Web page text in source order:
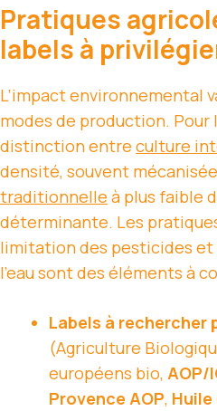
Pratiques
labels à
L’impact environnemental
modes de production. Pour
distinction entre culture
densité, souvent
traditionnelle à plus faible
déterminante. Les
limitation des pesticides et
l’eau sont des éléments à
Labels à rechercher
(Agriculture
européens bio, AOP/
Provence AOP, Huile